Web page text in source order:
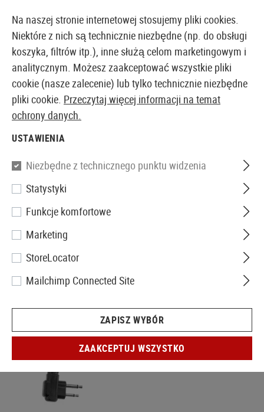
EUROPEJSKI AIRSOFT SKLEP I HURTOWNIA
Strona główna
U94 PTT Motorola 2-Pin
Connector
Na naszej stronie internetowej stosujemy pliki cookies.
Niektóre z nich są technicznie niezbędne (np. do obsługi
koszyka, filtrów itp.), inne służą celom marketingowym i
analitycznym. Możesz zaakceptować wszystkie pliki
cookie (nasze zalecenie) lub tylko technicznie niezbędne
pliki cookie. Przeczytaj więcej informacji na temat
ochrony danych.
USTAWIENIA
Niezbędne z technicznego punktu widzenia
Statystyki
Funkcje komfortowe
Marketing
StoreLocator
Mailchimp Connected Site
ZAPISZ WYBÓR
ZAAKCEPTUJ WSZYSTKO